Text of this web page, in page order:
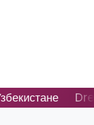
DreamFit -